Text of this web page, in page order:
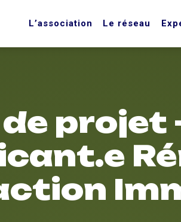
L’association Le réseau
projet​